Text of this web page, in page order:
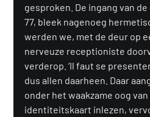
gesproken. De ingang van
77, bleek nagenoeg
werden we, met de deur op
nerveuze receptioniste
verderop. ‘Il faut se presenter
dus allen daarheen. Daar
onder het waakzame oog
identiteitskaart inlezen,